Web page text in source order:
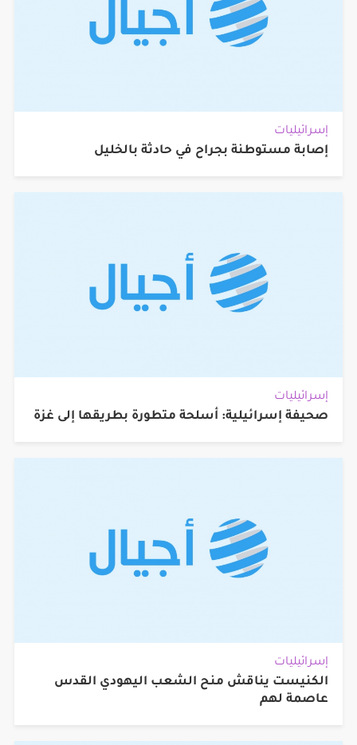
إسرائيليات
إصابة مستوطنة بجراح في حادثة بالخليل
إسرائيليات
صحيفة إسرائيلية: أسلحة متطورة بطريقها إلى غزة
إسرائيليات
الكنيست يناقش منح الشعب اليهودي القدس
عاصمة لهم